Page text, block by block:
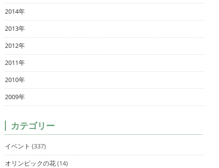
2014年
2013年
2012年
2011年
2010年
2009年
カテゴリー
イベント (337)
オリンピックの花(14)